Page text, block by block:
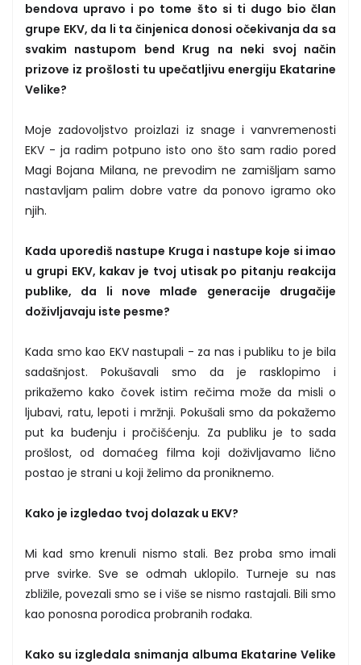
bendova upravo i po tome što si ti dugo bio član
grupe EKV, da li ta činjenica donosi očekivanja da sa
svakim nastupom bend Krug na neki svoj način
prizove iz prošlosti tu upečatljivu energiju Ekatarine
Velike?
Moje zadovoljstvo proizlazi iz snage i vanvremenosti
EKV - ja radim potpuno isto ono što sam radio pored
Magi Bojana Milana, ne prevodim ne zamišljam samo
nastavljam palim dobre vatre da ponovo igramo oko
njih.
Kada uporediš nastupe Kruga i nastupe koje si imao
u grupi EKV, kakav je tvoj utisak po pitanju reakcija
publike, da li nove mlađe generacije drugačije
doživljavaju iste pesme?
Kada smo kao EKV nastupali - za nas i publiku to je bila
sadašnjost. Pokušavali smo da je rasklopimo i
prikažemo kako čovek istim rečima može da misli o
ljubavi, ratu, lepoti i mržnji. Pokušali smo da pokažemo
put ka buđenju i pročišćenju. Za publiku je to sada
prošlost, od domaćeg filma koji doživljavamo lično
postao je strani u koji želimo da proniknemo.
Kako je izgledao tvoj dolazak u EKV?
Mi kad smo krenuli nismo stali. Bez proba smo imali
prve svirke. Sve se odmah uklopilo. Turneje su nas
zbližile, povezali smo se i više se nismo rastajali. Bili smo
kao ponosna porodica probranih rođaka.
Kako su izgledala snimanja albuma Ekatarine Velike